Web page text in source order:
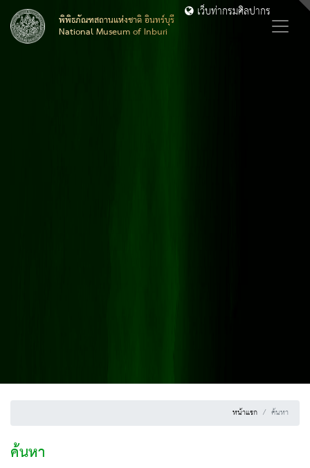
พิพิธภัณฑสถานแห่งชาติ อินทร์บุรี
National Museum of Inburi
เว็บท่ากรมศิลปากร
หน้าแรก ค้นหา
ค้นหา